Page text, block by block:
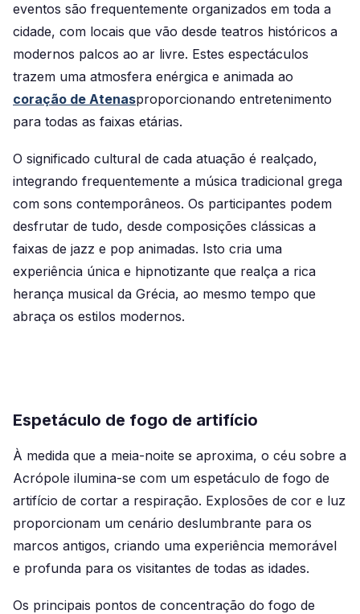
eventos são frequentemente organizados em toda a
cidade, com locais que vão desde teatros históricos a
modernos palcos ao ar livre. Estes espectáculos
trazem uma atmosfera enérgica e animada ao
coração de Atenasproporcionando entretenimento
para todas as faixas etárias.
O significado cultural de cada atuação é realçado,
integrando frequentemente a música tradicional grega
com sons contemporâneos. Os participantes podem
desfrutar de tudo, desde composições clássicas a
faixas de jazz e pop animadas. Isto cria uma
experiência única e hipnotizante que realça a rica
herança musical da Grécia, ao mesmo tempo que
abraça os estilos modernos.
Espetáculo de fogo de artifício
À medida que a meia-noite se aproxima, o céu sobre a
Acrópole ilumina-se com um espetáculo de fogo de
artifício de cortar a respiração. Explosões de cor e luz
proporcionam um cenário deslumbrante para os
marcos antigos, criando uma experiência memorável
e profunda para os visitantes de todas as idades.
Os principais pontos de concentração do fogo de